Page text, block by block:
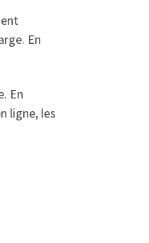
En
En
ligne, les